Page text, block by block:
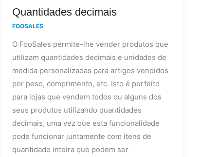
Quantidades decimais
FOOSALES
O FooSales permite-lhe vender produtos que
utilizam quantidades decimais e unidades de
medida personalizadas para artigos vendidos
por peso, comprimento, etc. Isto é perfeito
para lojas que vendem todos ou alguns dos
seus produtos utilizando quantidades
decimais, uma vez que esta funcionalidade
pode funcionar juntamente com itens de
quantidade inteira que podem ser
Quantidades
decimais